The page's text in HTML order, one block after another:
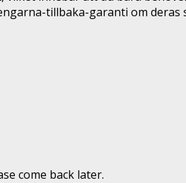
tillbaka-garanti om
come back later.